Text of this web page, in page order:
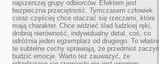
najszerszej grupy odbiorców. Efektem jest
bezpieczna przeciętność. Tymczasem człowiek
coraz częściej chce otaczać się rzeczami, które
mają charakter. Chce widzieć ślad ludzkiej ręki,
drobną nierówność, indywidualny detal, coś, co
odróżnia jeden egzemplarz od drugiego. To
te subtelne cechy sprawiają, że przedmiot
budzić emocje. Warto też zauważyć, że